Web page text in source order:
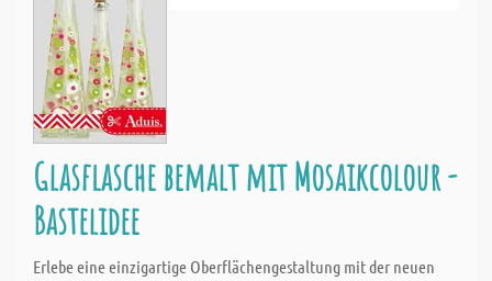
Glasflasche bemalt mit Mosaikcolour -
Bastelidee
Erlebe eine einzigartige Oberflächengestaltung mit der neuen